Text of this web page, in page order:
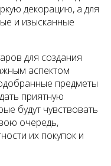
декорацию, а для
и изысканные
для создания
аспектом
предметы
приятную
будут чувствовать
очередь,
их покупок и